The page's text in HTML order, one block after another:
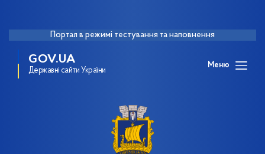
Портал в режимі тестування та наповнення
GOV.UA
Державні сайти України
Меню